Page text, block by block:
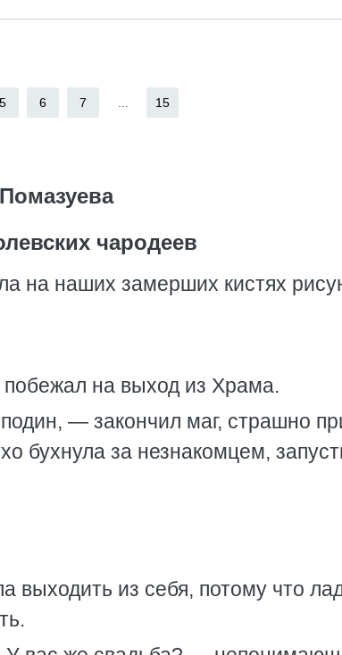
5 6 7 15
чародеев
на наших замерших кистях
на выход из Храма.
— закончил маг, страшно
бухнула за незнакомцем,
из себя, потому что